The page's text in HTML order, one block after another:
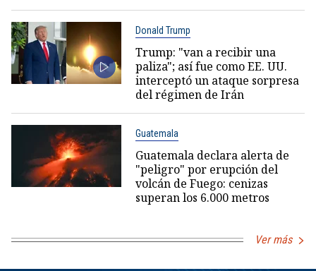
Donald Trump
Trump: "van a recibir una
paliza"; así fue como EE. UU.
interceptó un ataque sorpresa
del régimen de Irán
Guatemala
Guatemala declara alerta de
"peligro" por erupción del
volcán de Fuego: cenizas
superan los 6.000 metros
Ver más